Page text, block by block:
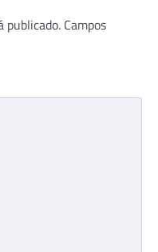
publicado. Campos